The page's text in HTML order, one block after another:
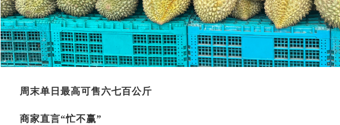
周末单日最高可售六七百公斤
商家直言“忙不赢”